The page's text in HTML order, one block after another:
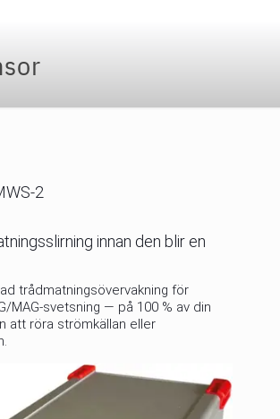
2
innan den blir en
trådmatningsövervakning för
MAG-svetsning — på 100 % av din
att röra strömkällan eller